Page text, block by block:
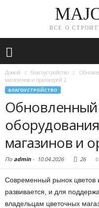
ВСЕ О
Домой благоустройство
магазинов и оранжерей 2
БЛАГОУСТРОЙСТВО
Обновленный
магазинов и
По admin- 10.04.2026 26
Современный рынок цветов
развивается, и для
владельцам цветочных